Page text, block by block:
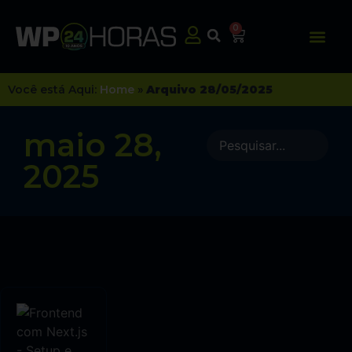
0
Você está Aqui: Home » Arquivo 28/05/2025
maio 28,
2025